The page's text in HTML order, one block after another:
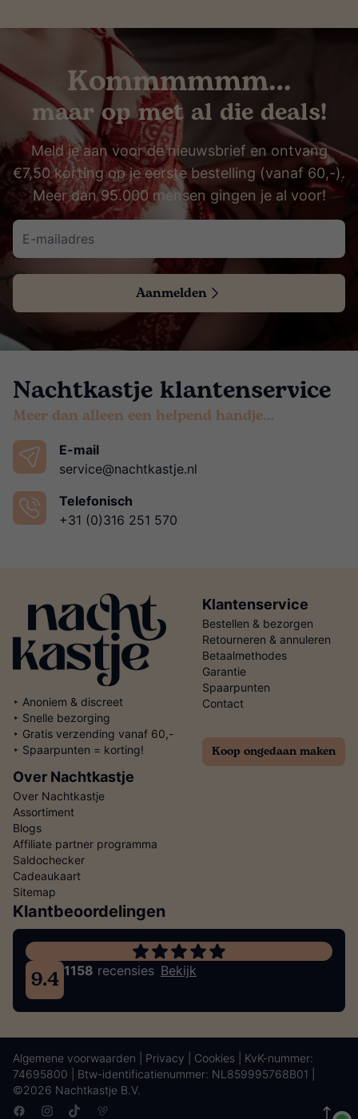
Kommmmmm…
maar op met al die deals!
Meld je aan voor de nieuwsbrief en ontvang
€7,50 korting op je eerste bestelling (vanaf 60,-).
Meer dan 95.000 mensen gingen je al voor!
Aanmelden
Nachtkastje klantenservice
Meer dan alleen een helpend handje…
E-mail
service@nachtkastje.nl
Telefonisch
+31 (0)316 251 570
‣ Anoniem & discreet
‣ Snelle bezorging
‣ Gratis verzending vanaf 60,-
‣ Spaarpunten = korting!
Klantenservice
Bestellen & bezorgen
Retourneren & annuleren
Betaalmethodes
Garantie
Spaarpunten
Contact
Koop ongedaan maken
Over Nachtkastje
Over Nachtkastje
Assortiment
Blogs
Affiliate partner programma
Saldochecker
Cadeaukaart
Sitemap
Klantbeoordelingen
9.4 1158 recensies Bekijk
Algemene voorwaarden Privacy Cookies | KvK-nummer:
74695800 | Btw-identificatienummer: NL859995768B01 |
©2026 Nachtkastje B.V.
FacebookInstagram
TikTokVimeo